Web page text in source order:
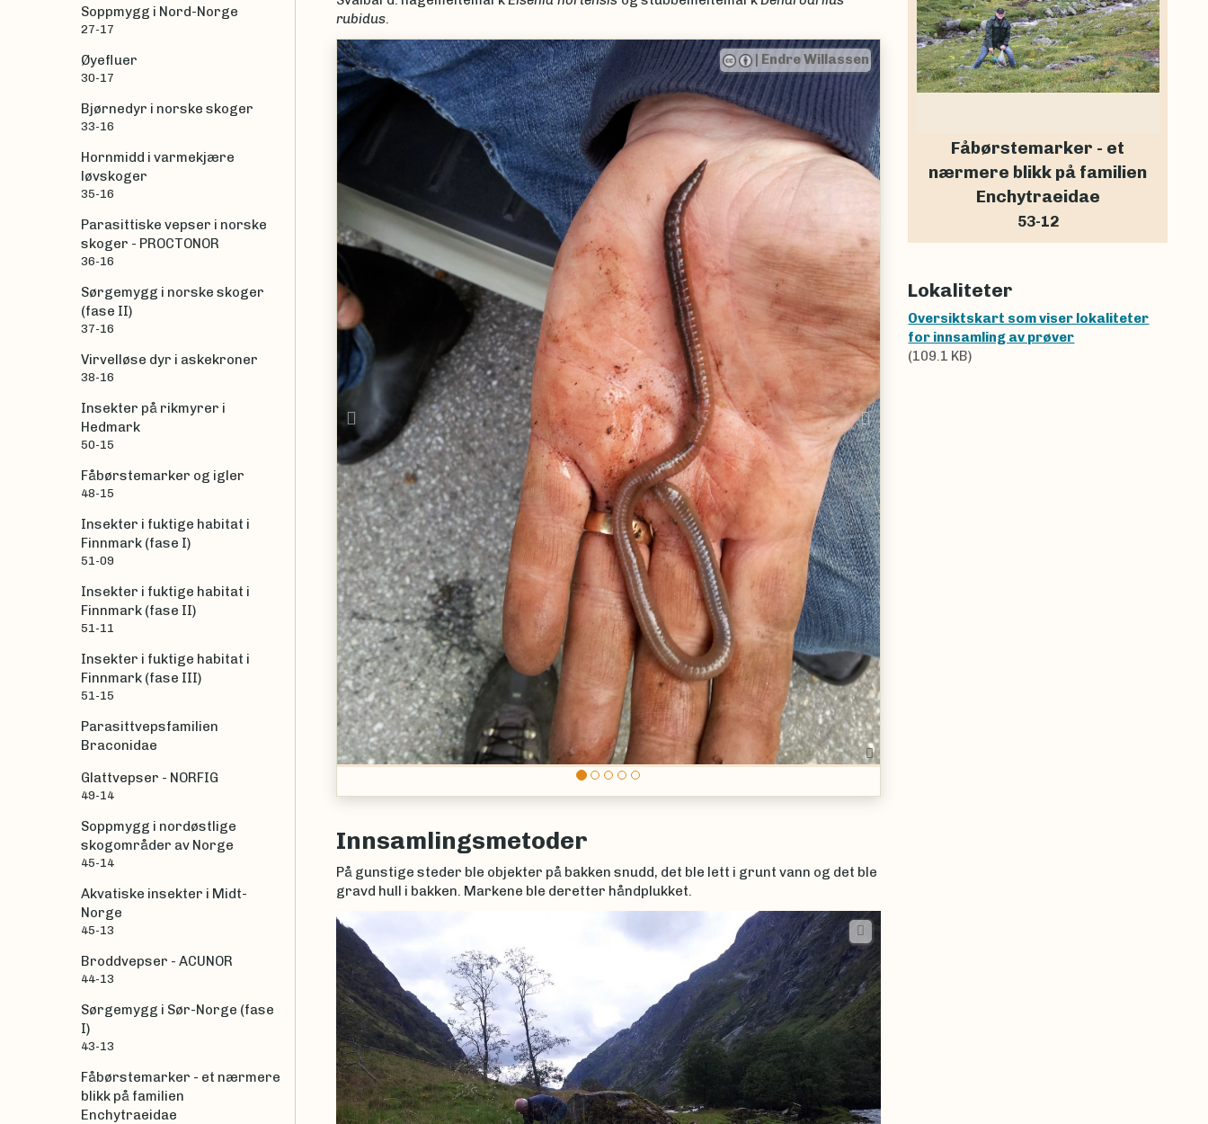
rubidus.
| Endre Willassen
Previous
Innsamlingsmetoder
På gunstige steder ble objekter på bakken snudd, det ble lett i grunt vann og det ble
gravd hull i bakken. Markene ble deretter håndplukket.
Fåbørstemarker - et
nærmere blikk på familien
Enchytraeidae
53-12
Lokaliteter
Oversiktskart som viser lokaliteter
for innsamling av prøver
(109.1 KB)
Soppmygg i Nord-Norge
27-17
Øyefluer
30-17
Bjørnedyr i norske skoger
33-16
Hornmidd i varmekjære
løvskoger
35-16
Parasittiske vepser i norske
skoger - PROCTONOR
36-16
Sørgemygg i norske skoger
(fase II)
37-16
Virvelløse dyr i askekroner
38-16
Insekter på rikmyrer i
Hedmark
50-15
Fåbørstemarker og igler
48-15
Insekter i fuktige habitat i
Finnmark (fase I)
51-09
Insekter i fuktige habitat i
Finnmark (fase II)
51-11
Insekter i fuktige habitat i
Finnmark (fase III)
51-15
Parasittvepsfamilien
Braconidae
Glattvepser - NORFIG
49-14
Soppmygg i nordøstlige
skogområder av Norge
45-14
Akvatiske insekter i Midt-
Norge
45-13
Broddvepser - ACUNOR
44-13
Sørgemygg i Sør-Norge (fase
I)
43-13
Fåbørstemarker - et nærmere
blikk på familien
Enchytraeidae